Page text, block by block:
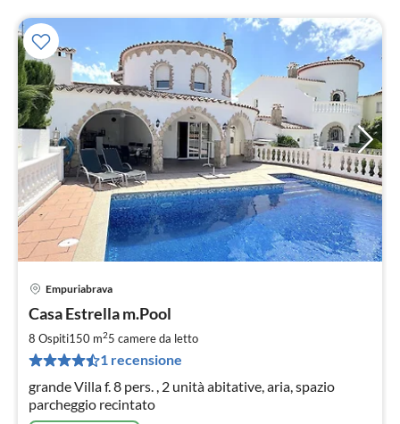
Empuriabrava
Casa Estrella m.Pool
8 Ospiti150 m25 camere da letto
1 recensione
grande Villa f. 8 pers. , 2 unità abitative, aria, spazio
parcheggio recintato